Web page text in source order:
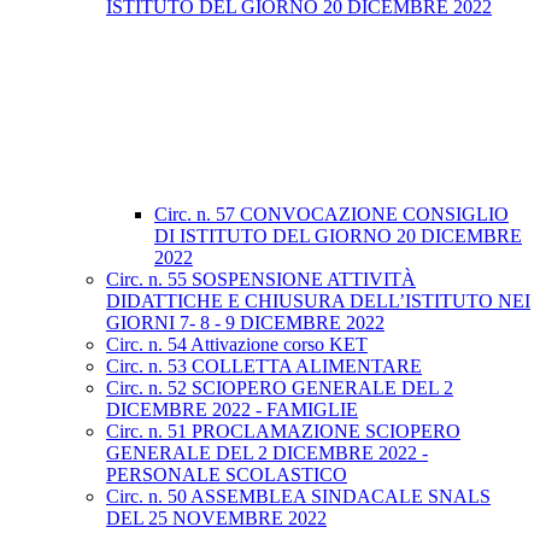
ISTITUTO DEL GIORNO 20 DICEMBRE 2022
Circ. n. 57 CONVOCAZIONE CONSIGLIO
DI ISTITUTO DEL GIORNO 20 DICEMBRE
2022
Circ. n. 55 SOSPENSIONE ATTIVITÀ
DIDATTICHE E CHIUSURA DELL’ISTITUTO NEI
GIORNI 7- 8 - 9 DICEMBRE 2022
Circ. n. 54 Attivazione corso KET
Circ. n. 53 COLLETTA ALIMENTARE
Circ. n. 52 SCIOPERO GENERALE DEL 2
DICEMBRE 2022 - FAMIGLIE
Circ. n. 51 PROCLAMAZIONE SCIOPERO
GENERALE DEL 2 DICEMBRE 2022 -
PERSONALE SCOLASTICO
Circ. n. 50 ASSEMBLEA SINDACALE SNALS
DEL 25 NOVEMBRE 2022